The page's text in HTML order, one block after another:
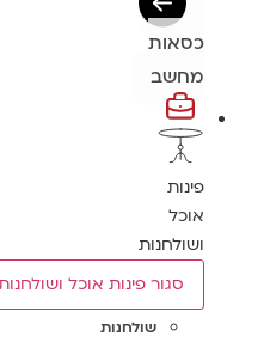
כסאות
מחשב
פינות
אוכל
ושולחנות
סגור פינות אוכל ושולחנות
שולחנות